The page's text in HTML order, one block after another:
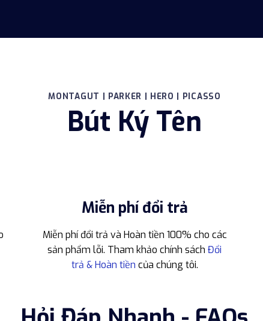
MONTAGUT | PARKER | HERO | PICASSO
Bút Ký Tên
Miễn phí đổi trả
Miễn phí đổi trả và Hoàn tiền 100% cho các
sản phẩm lỗi. Tham khảo chính sách Đổi
trả & Hoàn tiền của chúng tôi.